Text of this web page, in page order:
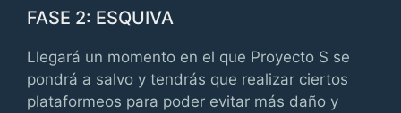
FASE 2: ESQUIVA
Llegará un momento en el que Proyecto S se
pondrá a salvo y tendrás que realizar ciertos
plataformeos para poder evitar más daño y